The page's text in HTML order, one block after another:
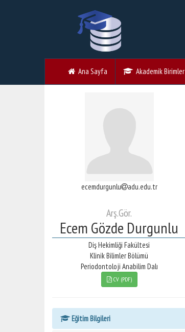
Ana Sayfa Akademik Birimler
ecemdurgunlu adu.edu.tr
Arş.Gör.
Ecem Gözde Durgunlu
Diş Hekimliği Fakültesi
Klinik Bilimler Bölümü
Periodontoloji Anabilim Dalı
CV (PDF)
Eğitim Bilgileri